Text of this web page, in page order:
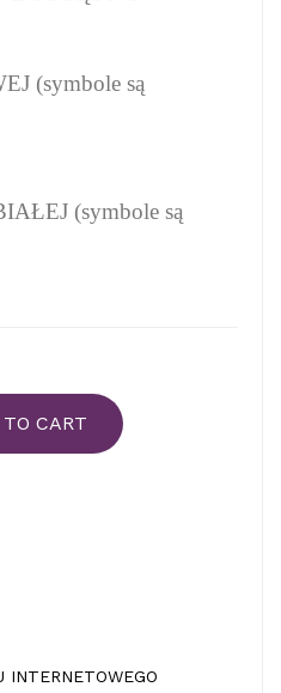
(symbole są
(symbole są
CART
INTERNETOWEGO